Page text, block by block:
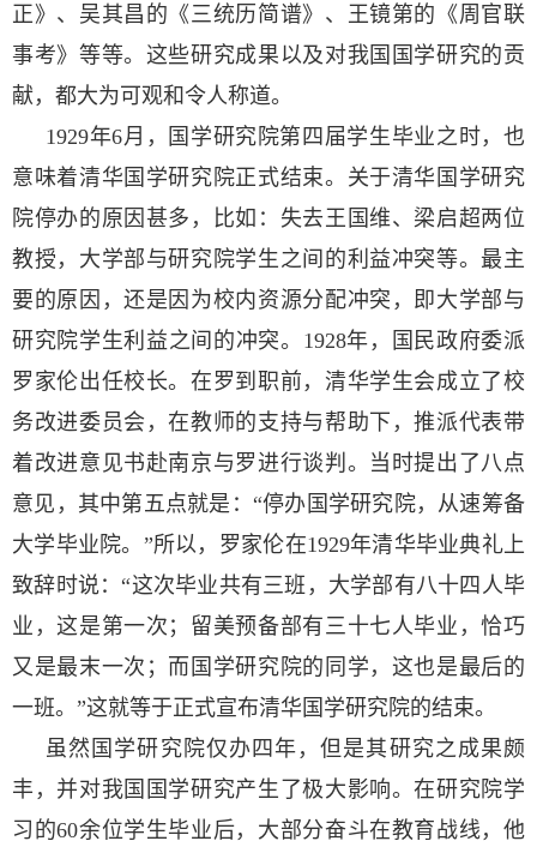
正》、吴其昌的《三统历简谱》、王镜第的《周官联
事考》等等。这些研究成果以及对我国国学研究的贡
献，都大为可观和令人称道。
1929年6月，国学研究院第四届学生毕业之时，也
意味着清华国学研究院正式结束。关于清华国学研究
院停办的原因甚多，比如：失去王国维、梁启超两位
教授，大学部与研究院学生之间的利益冲突等。最主
要的原因，还是因为校内资源分配冲突，即大学部与
研究院学生利益之间的冲突。1928年，国民政府委派
罗家伦出任校长。在罗到职前，清华学生会成立了校
务改进委员会，在教师的支持与帮助下，推派代表带
着改进意见书赴南京与罗进行谈判。当时提出了八点
意见，其中第五点就是：“停办国学研究院，从速筹备
大学毕业院。”所以，罗家伦在1929年清华毕业典礼上
致辞时说：“这次毕业共有三班，大学部有八十四人毕
业，这是第一次；留美预备部有三十七人毕业，恰巧
又是最末一次；而国学研究院的同学，这也是最后的
一班。”这就等于正式宣布清华国学研究院的结束。
虽然国学研究院仅办四年，但是其研究之成果颇
丰，并对我国国学研究产生了极大影响。在研究院学
习的60余位学生毕业后，大部分奋斗在教育战线，他